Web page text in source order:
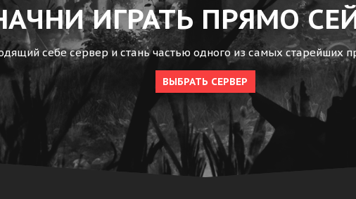
ИГРАТЬ ПРЯМО
себе сервер и стань частью одного из самых старейших
ВЫБРАТЬ СЕРВЕР